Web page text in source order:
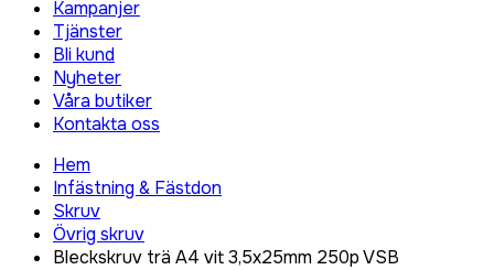
Kampanjer
Tjänster
Bli kund
Nyheter
Våra butiker
Kontakta oss
Hem
Infästning & Fästdon
Skruv
Övrig skruv
Bleckskruv trä A4 vit 3,5x25mm 250p VSB